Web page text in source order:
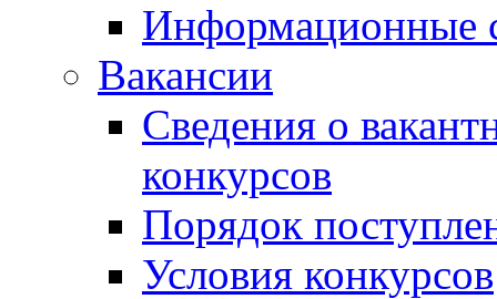
Информационные
Вакансии
Сведения о
конкурсов
Порядок
Условия конкурсов